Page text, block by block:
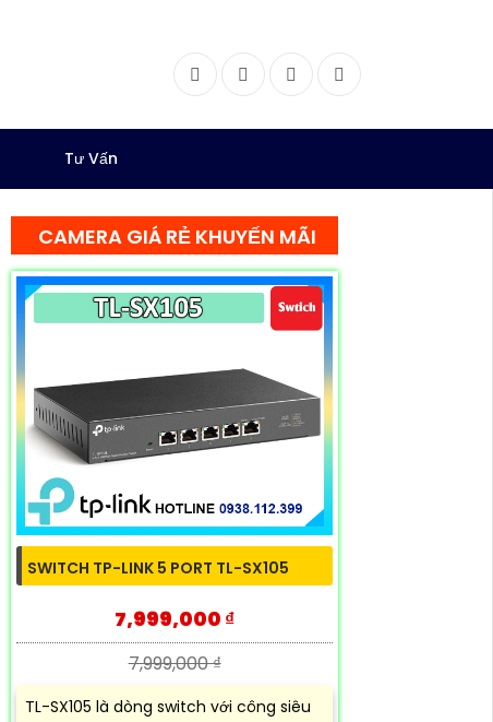
FacebookTwitter InstagramDribbble
Tư Vấn
CAMERA GIÁ RẺ KHUYẾN MÃI
SWITCH TP-LINK 5 PORT TL-SX105
7,999,000 ₫
7,999,000 ₫
TL-SX105 là dòng switch với công siêu